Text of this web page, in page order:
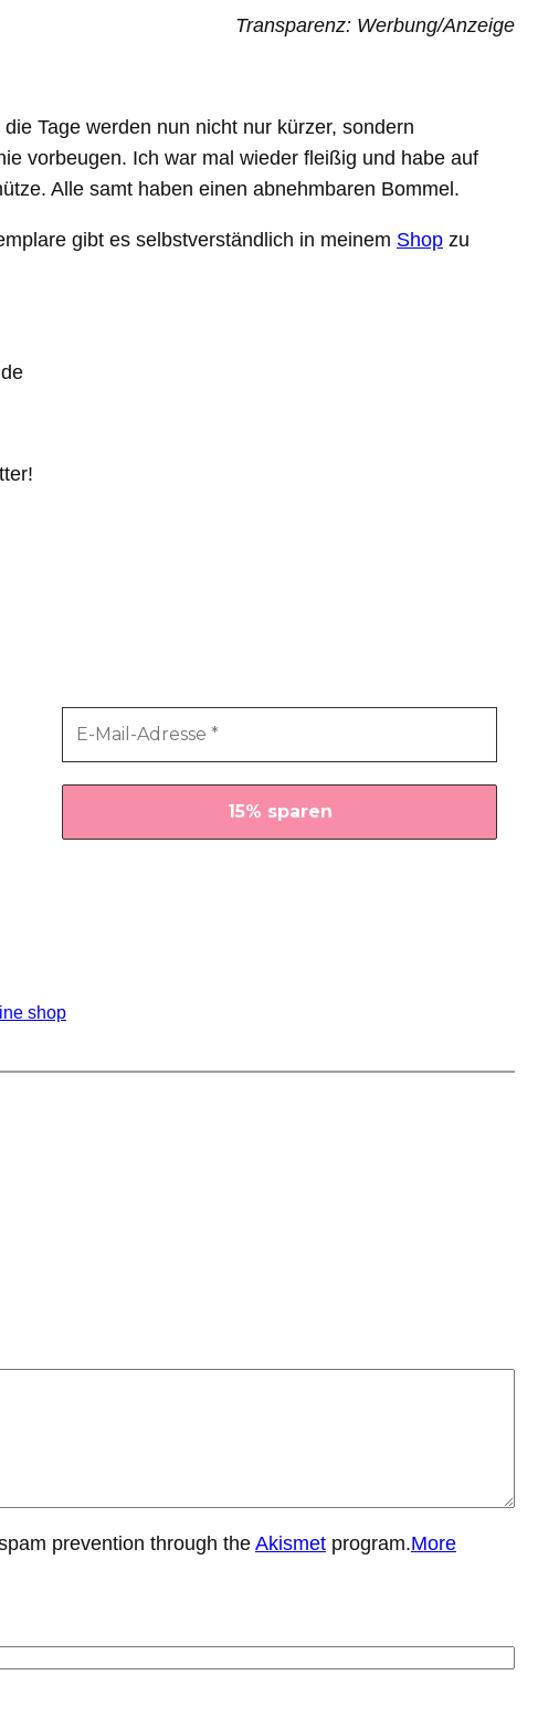
Transparenz: Werbung/Anzeige
Tage werden nun nicht nur kürzer, sondern
vorbeugen. Ich war mal wieder fleißig und habe auf
Alle samt haben einen abnehmbaren Bommel.
gibt es selbstverständlich in meinem Shop zu
shop
prevention through the Akismet program.More